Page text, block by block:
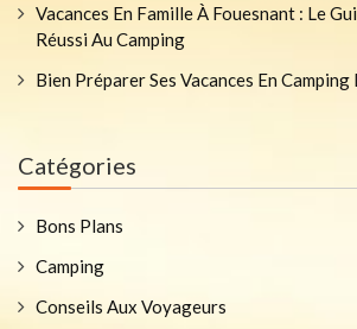
Vacances En Famille À Fouesnant : Le
Réussi Au Camping
Bien Préparer Ses Vacances En Camping
Catégories
Bons Plans
Camping
Conseils Aux Voyageurs